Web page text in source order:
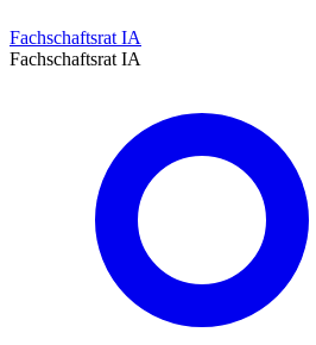
Fachschaftsrat IA
Fachschaftsrat IA